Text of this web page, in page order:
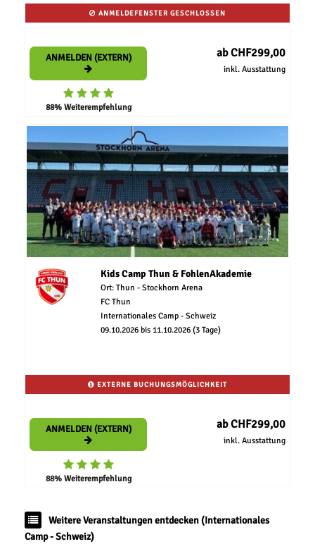
ANMELDEFENSTER GESCHLOSSEN
ANMELDEN (EXTERN)
88% Weiterempfehlung
ab CHF299,00
inkl. Ausstattung
Kids Camp Thun & FohlenAkademie
Ort: Thun - Stockhorn Arena
FC Thun
Internationales Camp - Schweiz
09.10.2026 bis 11.10.2026 (3 Tage)
EXTERNE BUCHUNGSMÖGLICHKEIT
ANMELDEN (EXTERN)
88% Weiterempfehlung
ab CHF299,00
inkl. Ausstattung
Weitere Veranstaltungen entdecken (Internationales
Camp - Schweiz)